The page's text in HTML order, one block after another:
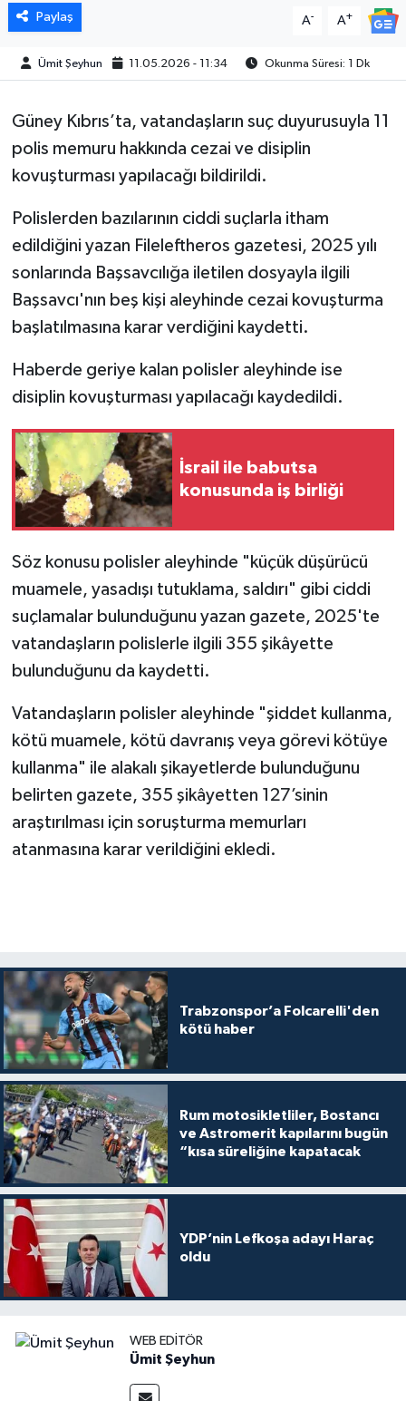
Paylaş A- A+
Ümit Şeyhun 11.05.2026 - 11:34 Okunma Süresi: 1 Dk
Güney Kıbrıs’ta, vatandaşların suç duyurusuyla 11
polis memuru hakkında cezai ve disiplin
kovuşturması yapılacağı bildirildi.
Polislerden bazılarının ciddi suçlarla itham
edildiğini yazan Fileleftheros gazetesi, 2025 yılı
sonlarında Başsavcılığa iletilen dosyayla ilgili
Başsavcı'nın beş kişi aleyhinde cezai kovuşturma
başlatılmasına karar verdiğini kaydetti.
Haberde geriye kalan polisler aleyhinde ise
disiplin kovuşturması yapılacağı kaydedildi.
İsrail ile babutsa
konusunda iş birliği
Söz konusu polisler aleyhinde "küçük düşürücü
muamele, yasadışı tutuklama, saldırı" gibi ciddi
suçlamalar bulunduğunu yazan gazete, 2025'te
vatandaşların polislerle ilgili 355 şikâyette
bulunduğunu da kaydetti.
Vatandaşların polisler aleyhinde "şiddet kullanma,
kötü muamele, kötü davranış veya görevi kötüye
kullanma" ile alakalı şikayetlerde bulunduğunu
belirten gazete, 355 şikâyetten 127’sinin
araştırılması için soruşturma memurları
atanmasına karar verildiğini ekledi.
Trabzonspor’a Folcarelli'den
kötü haber
Rum motosikletliler, Bostancı
ve Astromerit kapılarını bugün
“kısa süreliğine kapatacak
YDP’nin Lefkoşa adayı Haraç
oldu
WEB EDITÖR
Ümit Şeyhun